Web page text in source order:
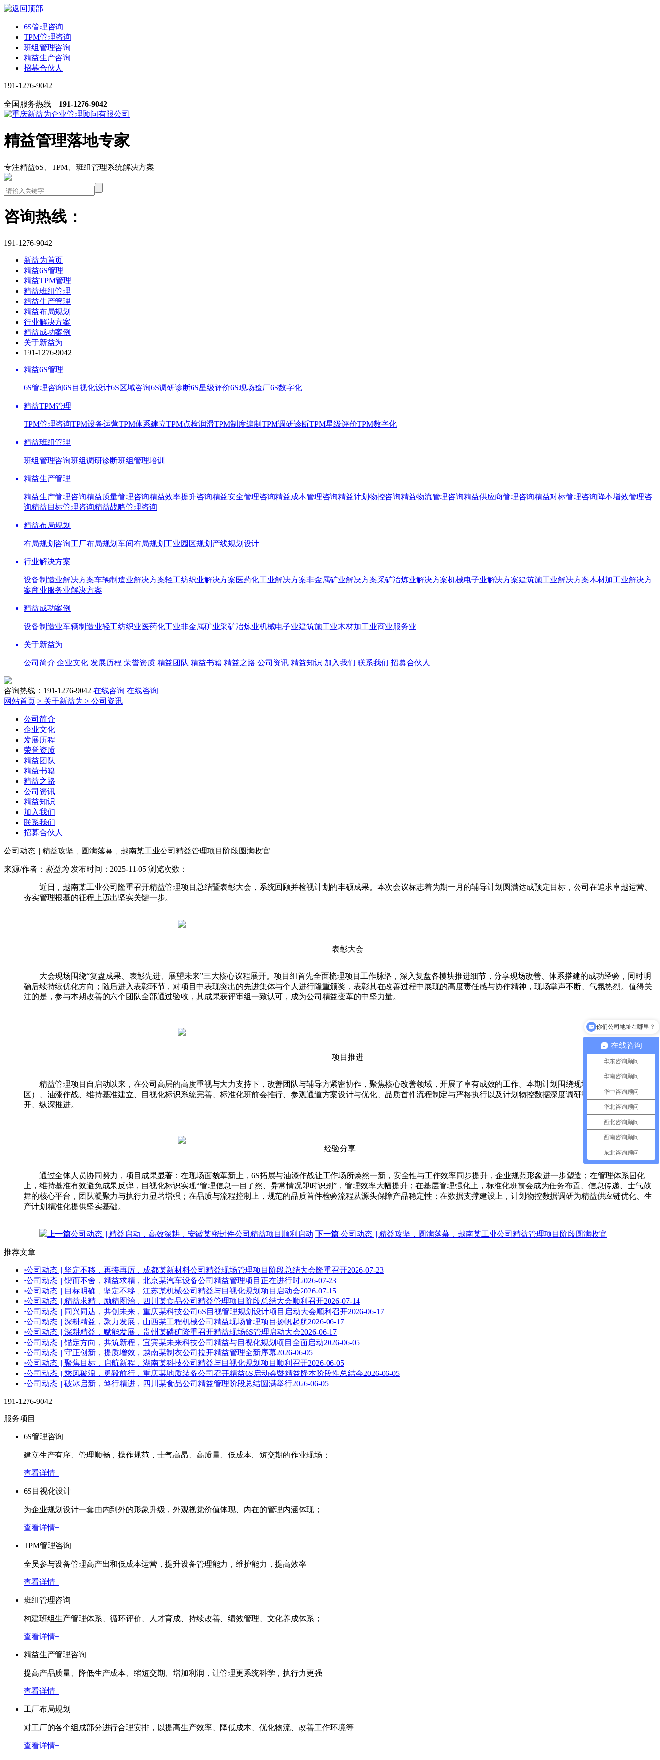
6S管理咨询
TPM管理咨询
班组管理咨询
精益生产咨询
招募合伙人
191-1276-9042
全国服务热线： 191-1276-9042
精益管理落地专家
专注精益6S、TPM、班组管理系统解决方案
咨询热线：
191-1276-9042
新益为首页
精益6S管理
精益TPM管理
精益班组管理
精益生产管理
精益布局规划
行业解决方案
精益成功案例
关于新益为
191-1276-9042
精益6S管理
6S管理咨询6S目视化设计6S区域咨询6S调研诊断6S星级评价6S现场验厂6S数字化
精益TPM管理
TPM管理咨询TPM设备运营TPM体系建立TPM点检润滑TPM制度编制 TPM调研诊断TPM星级评价TPM数字化
精益班组管理
班组管理咨询班组调研诊断班组管理培训
精益生产管理
精益生产管理咨询精益质量管理咨询精益效率提升咨询精益安全管理咨询精益成本管理咨询精益计划物控咨询精益物流管理咨询精益供应商管理咨询精益对标管理咨询降本增效管理咨
询精益目标管理咨询精益战略管理咨询
精益布局规划
布局规划咨询工厂布局规划 车间布局规划 工业园区规划 产线规划设计
行业解决方案
设备制造业解决方案车辆制造业解决方案轻工纺织业解决方案医药化工业解决方案非金属矿业解决方案采矿冶炼业解决方案机械电子业解决方案建筑施工业解决方案木材加工业解决方
案商业服务业解决方案
精益成功案例
设备制造业车辆制造业轻工纺织业医药化工业非金属矿业采矿冶炼业机械电子业建筑施工业木材加工业商业服务业
关于新益为
公司简介 企业文化 发展历程 荣誉资质 精益团队 精益书籍 精益之路 公司资讯 精益知识 加入我们 联系我们 招募合伙人
咨询热线：191-1276-9042 在线咨询 在线咨询
网站首页 > 关于新益为 > 公司资讯
公司简介
企业文化
发展历程
荣誉资质
精益团队
精益书籍
精益之路
公司资讯
精益知识
加入我们
联系我们
招募合伙人
公司动态 || 精益攻坚，圆满落幕，越南某工业公司精益管理项目阶段圆满收官
来源/作者： 新益为发布时间：2025-11-05 浏览次数：
近日，越南某工业公司隆重召开精益管理项目总结暨表彰大会，系统回顾并检视计划的丰硕成果。本次会议标志着为期一月的辅导计划圆满达成预定目标，公司在追求卓越运营、
夯实管理根基的征程上迈出坚实关键一步。
表彰大会
大会现场围绕“复盘成果、表彰先进、展望未来”三大核心议程展开。项目组首先全面梳理项目工作脉络，深入复盘各模块推进细节，分享现场改善、体系搭建的成功经验，同时明
确后续持续优化方向；随后进入表彰环节，对项目中表现突出的先进集体与个人进行隆重颁奖，表彰其在改善过程中展现的高度责任感与协作精神，现场掌声不断、气氛热烈。值得关
注的是，参与本期改善的六个团队全部通过验收，其成果获评审组一致认可，成为公司精益变革的中坚力量。
项目推进
精益管理项目自启动以来，在公司高层的高度重视与大力支持下，改善团队与辅导方紧密协作，聚焦核心改善领域，开展了卓有成效的工作。本期计划围绕现场6S打造（拓展
区）、油漆作战、维持基准建立、目视化标识系统完善、标准化班前会推行、参观通道方案设计与优化、品质首件流程制定与严格执行以及计划物控数据深度调研等多个维度全面铺
开、纵深推进。
经验分享
通过全体人员协同努力，项目成果显著：在现场面貌革新上，6S拓展与油漆作战让工作场所焕然一新，安全性与工作效率同步提升，企业规范形象进一步塑造；在管理体系固化
上，维持基准有效避免成果反弹，目视化标识实现“管理信息一目了然、异常情况即时识别”，管理效率大幅提升；在基层管理强化上，标准化班前会成为任务布置、信息传递、士气鼓
舞的核心平台，团队凝聚力与执行力显著增强；在品质与流程控制上，规范的品质首件检验流程从源头保障产品稳定性；在数据支撑建设上，计划物控数据调研为精益供应链优化、生
产计划精准化提供坚实基础。
上一篇公司动态 || 精益启动，高效深耕，安徽某密封件公司精益项目顺利启动 下一篇 公司动态 || 精益攻坚，圆满落幕，越南某工业公司精益管理项目阶段圆满收官
推荐文章
·公司动态 || 坚定不移，再接再厉，成都某新材料公司精益现场管理项目阶段总结大会隆重召开2026-07-23
·公司动态 || 锲而不舍，精益求精，北京某汽车设备公司精益管理项目正在进行时2026-07-23
·公司动态 || 目标明确，坚定不移，江苏某机械公司精益与目视化规划项目启动会2026-07-15
·公司动态 || 精益求精，励精图治，四川某食品公司精益管理项目阶段总结大会顺利召开2026-07-14
·公司动态 || 同兴同达，共创未来，重庆某科技公司6S目视管理规划设计项目启动大会顺利召开2026-06-17
·公司动态 || 深耕精益，聚力发展，山西某工程机械公司精益现场管理项目扬帆起航2026-06-17
·公司动态 || 深耕精益，赋能发展，贵州某磷矿隆重召开精益现场6S管理启动大会2026-06-17
·公司动态 || 锚定方向，共筑新程，宜宾某未来科技公司精益与目视化规划项目全面启动2026-06-05
·公司动态 || 守正创新，提质增效，越南某制衣公司拉开精益管理全新序幕2026-06-05
·公司动态 || 聚焦目标，启航新程，湖南某科技公司精益与目视化规划项目顺利召开2026-06-05
·公司动态 || 乘风破浪，勇毅前行，重庆某地质装备公司召开精益6S启动会暨精益降本阶段性总结会2026-06-05
·公司动态 || 破冰启新，笃行精进，四川某食品公司精益管理阶段总结圆满举行2026-06-05
191-1276-9042
服务项目
6S管理咨询
建立生产有序、管理顺畅，操作规范，士气高昂、高质量、低成本、短交期的作业现场；
查看详情+
6S目视化设计
为企业规划设计一套由内到外的形象升级，外观视觉价值体现、内在的管理内涵体现；
查看详情+
TPM管理咨询
全员参与设备管理高产出和低成本运营，提升设备管理能力，维护能力，提高效率
查看详情+
班组管理咨询
构建班组生产管理体系、循环评价、人才育成、持续改善、绩效管理、文化养成体系；
查看详情+
精益生产管理咨询
提高产品质量、降低生产成本、缩短交期、增加利润，让管理更系统科学，执行力更强
查看详情+
工厂布局规划
对工厂的各个组成部分进行合理安排，以提高生产效率、降低成本、优化物流、改善工作环境等
查看详情+
在线咨询
华东咨询顾问
华南咨询顾问
华中咨询顾问
华北咨询顾问
西北咨询顾问
西南咨询顾问
东北咨询顾问
你们公司地址在哪里？